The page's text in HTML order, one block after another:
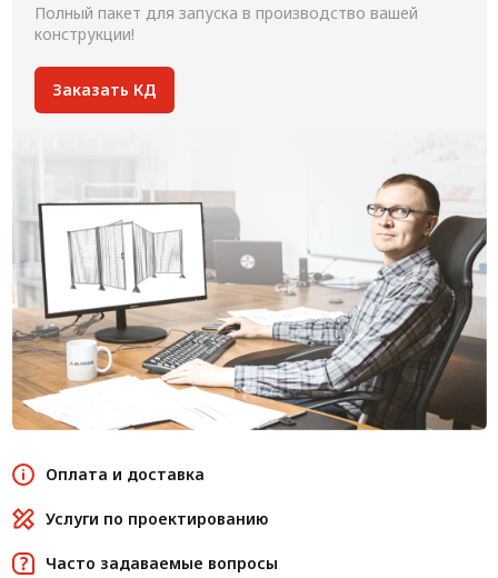
Полный пакет для запуска в производство вашей
конструкции!
Заказать КД
Оплата и доставка
Услуги по проектированию
Часто задаваемые вопросы